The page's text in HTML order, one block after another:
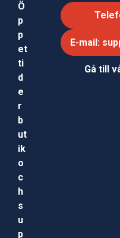
Ö
p
p
et
ti
d
e
r
b
ut
ik
o
c
h
s
u
p
E-mail:
Gå till